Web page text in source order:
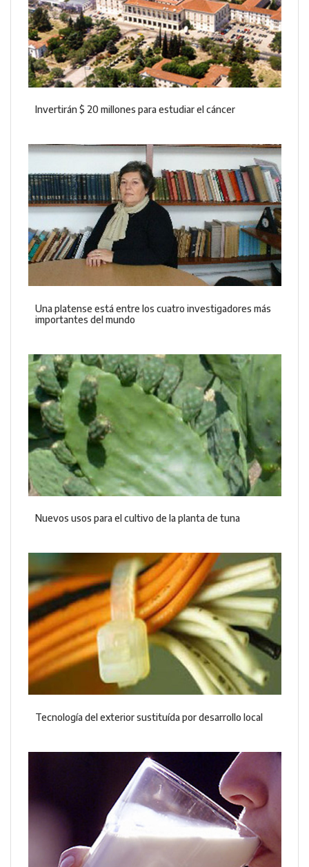
Invertirán $ 20 millones para estudiar el cáncer
Una platense está entre los cuatro investigadores más
importantes del mundo
Nuevos usos para el cultivo de la planta de tuna
Tecnología del exterior sustituída por desarrollo local